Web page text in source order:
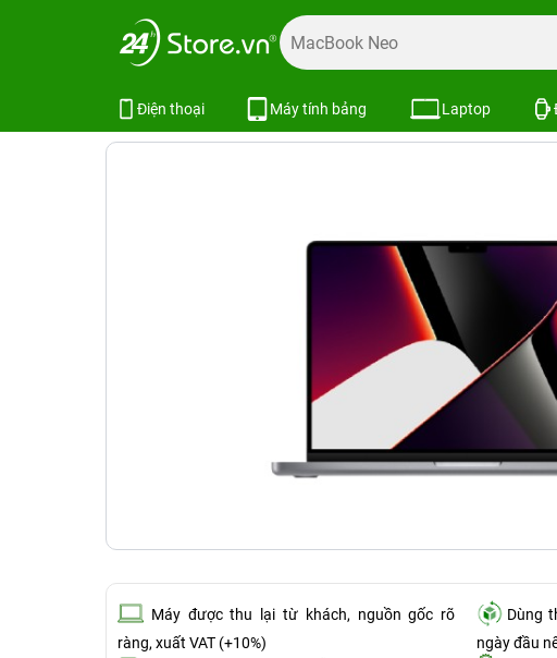
Điện thoại Máy tính bảng Laptop
Trang chủ Laptop Cũ
Máy được thu lại từ khách, nguồn gốc rõ
ràng, xuất VAT (+10%)
Dùng
ngày đầu